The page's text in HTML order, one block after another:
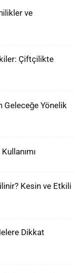
ve
Çiftçilikte
Geleceğe Yönelik
Kesin ve Etkili
Dikkat